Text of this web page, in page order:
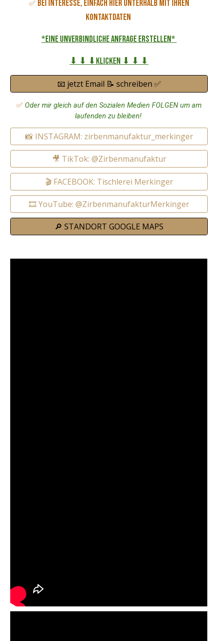
✅ Bei Interesse, einfach hier unterhalb mit Ihren
Kontaktdaten
*eine unverbindliche Anfrage erstellen*
⬇ ⬇ ⬇Klicken ⬇ ⬇ ⬇
📧 jetzt Email 📝 schreiben ✅
✅ Oder mir gleich auf den Sozialen Medien FOLGEN um am
laufenden zu bleiben!
📸 INSTAGRAM: zirbenmanufaktur_merkinger
🎥 TikTok: @Zirbenmanufaktur
🎬 FACEBOOK: Tischlerei Merkinger
🎞️ YouTube: @ZirbenmanufakturMerkinger
🔎 STANDORT GOOGLE MAPS